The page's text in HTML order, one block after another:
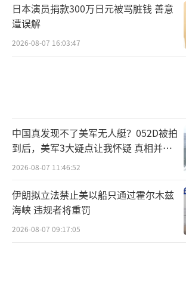
日本演员捐款300万日元被骂脏钱 善意
遭误解
2026-08-07 16:03:47
中国真发现不了美军无人艇？052D被拍
到后，美军3大疑点让我怀疑 真相并非
如此
2026-08-07 11:46:52
伊朗拟立法禁止美以船只通过霍尔木兹
海峡 违规者将重罚
2026-08-07 09:17:05